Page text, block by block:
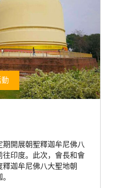
開展朝聖釋迦牟尼佛八
印度。此次，會長和會
釋迦牟尼佛八大聖地朝